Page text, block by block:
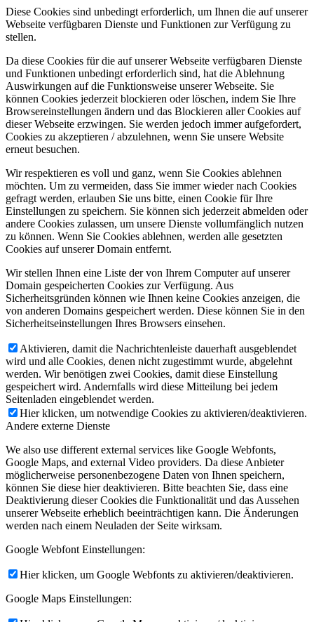
Diese Cookies sind unbedingt erforderlich, um Ihnen die auf unserer
Webseite verfügbaren Dienste und Funktionen zur Verfügung zu
stellen.
Da diese Cookies für die auf unserer Webseite verfügbaren Dienste
und Funktionen unbedingt erforderlich sind, hat die Ablehnung
Auswirkungen auf die Funktionsweise unserer Webseite. Sie
können Cookies jederzeit blockieren oder löschen, indem Sie Ihre
Browsereinstellungen ändern und das Blockieren aller Cookies auf
dieser Webseite erzwingen. Sie werden jedoch immer aufgefordert,
Cookies zu akzeptieren / abzulehnen, wenn Sie unsere Website
erneut besuchen.
Wir respektieren es voll und ganz, wenn Sie Cookies ablehnen
möchten. Um zu vermeiden, dass Sie immer wieder nach Cookies
gefragt werden, erlauben Sie uns bitte, einen Cookie für Ihre
Einstellungen zu speichern. Sie können sich jederzeit abmelden oder
andere Cookies zulassen, um unsere Dienste vollumfänglich nutzen
zu können. Wenn Sie Cookies ablehnen, werden alle gesetzten
Cookies auf unserer Domain entfernt.
Wir stellen Ihnen eine Liste der von Ihrem Computer auf unserer
Domain gespeicherten Cookies zur Verfügung. Aus
Sicherheitsgründen können wie Ihnen keine Cookies anzeigen, die
von anderen Domains gespeichert werden. Diese können Sie in den
Sicherheitseinstellungen Ihres Browsers einsehen.
Aktivieren, damit die Nachrichtenleiste dauerhaft ausgeblendet
wird und alle Cookies, denen nicht zugestimmt wurde, abgelehnt
werden. Wir benötigen zwei Cookies, damit diese Einstellung
gespeichert wird. Andernfalls wird diese Mitteilung bei jedem
Seitenladen eingeblendet werden.
Hier klicken, um notwendige Cookies zu aktivieren/deaktivieren.
Andere externe Dienste
We also use different external services like Google Webfonts,
Google Maps, and external Video providers. Da diese Anbieter
möglicherweise personenbezogene Daten von Ihnen speichern,
können Sie diese hier deaktivieren. Bitte beachten Sie, dass eine
Deaktivierung dieser Cookies die Funktionalität und das Aussehen
unserer Webseite erheblich beeinträchtigen kann. Die Änderungen
werden nach einem Neuladen der Seite wirksam.
Google Webfont Einstellungen:
Hier klicken, um Google Webfonts zu aktivieren/deaktivieren.
Google Maps Einstellungen: